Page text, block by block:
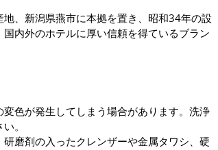
、新潟県燕市に本拠を置き、昭和34年の設
内外のホテルに厚い信頼を得ているブラン
色が発生してしまう場合があります。洗浄
。
磨剤の入ったクレンザーや金属タワシ、硬